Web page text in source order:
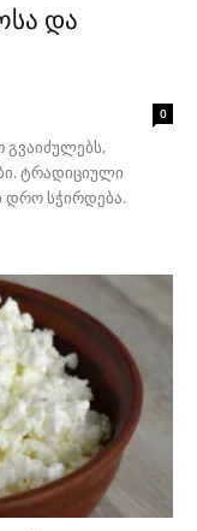
და
0
გვაიძულებს,
ტრადიციული
დრო სჭირდება.